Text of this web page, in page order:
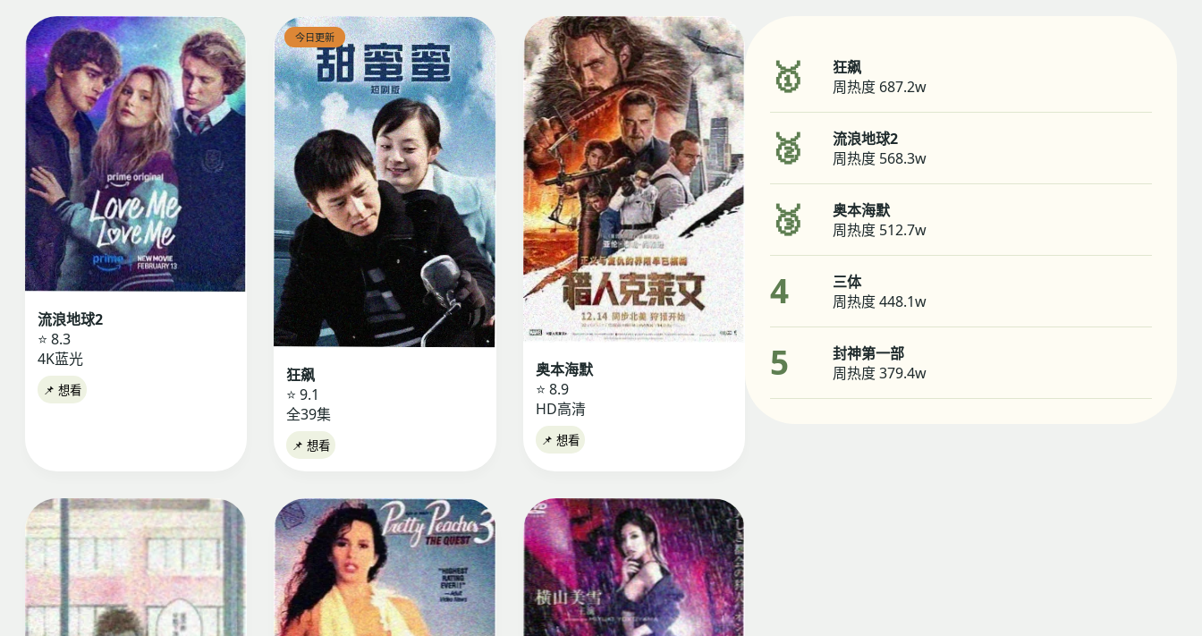
流浪地球2
⭐ 8.3
4K蓝光
📌 想看
今日更新
狂飙
⭐ 9.1
全39集
📌 想看
奥本海默
⭐ 8.9
HD高清
📌 想看
🥇
狂飙
周热度 687.2w
🥈
流浪地球2
周热度 568.3w
🥉
奥本海默
周热度 512.7w
4
三体
周热度 448.1w
5
封神第一部
周热度 379.4w